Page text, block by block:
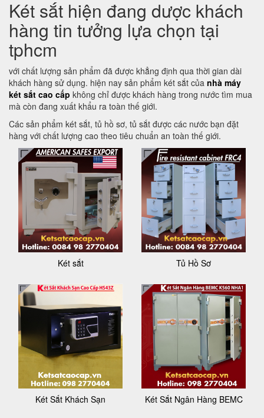
Két sắt hiện đang dược khách
hàng tin tưởng lựa chọn tại
tphcm
với chất lượng sản phẩm đã được khẳng định qua thời gian dài
khách hàng sử dụng. hiện nay sản phẩm két sắt của nhà máy
két sắt cao cấp không chỉ được khách hàng trong nước tìm mua
mà còn đang xuất khẩu ra toàn thế giới.
Các sản phẩm két sắt, tủ hồ sơ, tủ sắt được các nước bạn đặt
hàng với chất lượng cao theo tiêu chuẩn an toàn thế giới.
Két sắt Tủ Hồ Sơ
Két Sắt Khách Sạn Két Sắt Ngân Hàng BEMC